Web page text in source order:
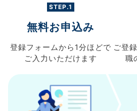
STEP.1
無料お申込み
登録フォームから 1分ほどで
ご入力 いただけます
ご登録
職